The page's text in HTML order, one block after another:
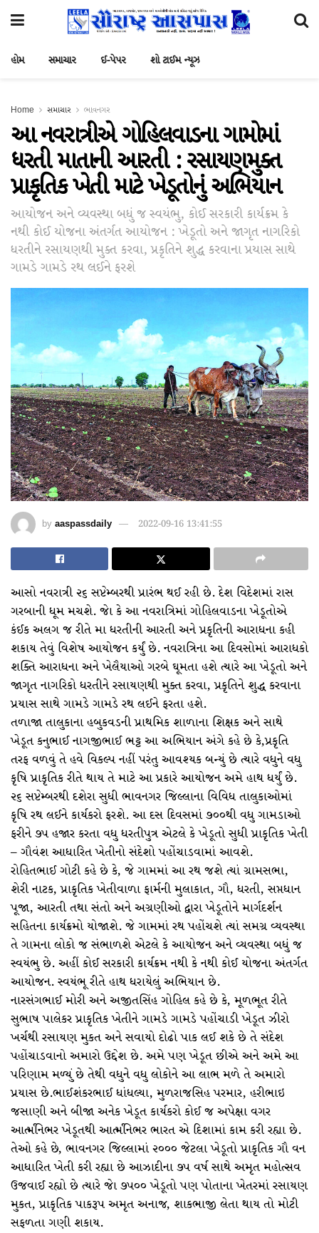
હોમ સમાચાર ઈ-પેપર શો ટાઈમ ન્યૂઝ
Home સમાચાર ભાવનગર
આ નવરાત્રીએ ગોહિલવાડના ગામોમાં
ધરતી માતાની આરતી : રસાયણમુક્ત
પ્રાકૃતિક ખેતી માટે ખેડૂતોનું અભિયાન
આયોજન અને વ્યવસ્થા બધું જ સ્વયંભુ, કોઈ સરકારી કાર્યક્રમ કે
નથી કોઈ યોજના અંતર્ગત આયોજન : ખેડૂતો અને જાગૃત નાગરિકો
ધરતીને રસાયણથી મુક્ત કરવા, પ્રકૃતિને શુદ્ધ કરવાના પ્રયાસ સાથે
ગામડે ગામડે રથ લઈને ફરશે
by aaspassdaily 2022-09-16 13:41:55
આસો નવરાત્રી ૨૬ સપ્ટેમ્બરથી પ્રારંભ થઈ રહી છે. દેશ વિદેશમાં રાસ
ગરબાની ધૂમ મચશે. જાે કે આ નવરાત્રિમાં ગોહિલવાડના ખેડૂતોએ
કંઈક અલગ જ રીતે મા ધરતીની આરતી અને પ્રકૃતિની આરાધના કહી
શકાય તેવું વિશેષ આયોજન કર્યું છે. નવરાત્રિના આ દિવસોમાં આરાધકો
શક્તિ આરાધના અને ખેલૈયાઓ ગરબે ઘૂમતા હશે ત્યારે આ ખેડૂતો અને
જાગૃત નાગરિકો ધરતીને રસાયણથી મુક્ત કરવા, પ્રકૃતિને શુદ્ધ કરવાના
પ્રયાસ સાથે ગામડે ગામડે રથ લઈને ફરતા હશે.
તળાજા તાલુકાના હબુકવડની પ્રાથમિક શાળાના શિક્ષક અને સાથે
ખેડૂત કનુભાઈ નાગજીભાઈ ભટ્ટ આ અભિયાન અંગે કહે છે કે,પ્રકૃતિ
તરફ વળવું તે હવે વિકલ્પ નહીં પરંતુ આવશ્યક બન્યું છે ત્યારે વધુને વધુ
કૃષિ પ્રાકૃતિક રીતે થાય તે માટે આ પ્રકારે આયોજન અમે હાથ ધર્યું છે.
૨૬ સપ્ટેમ્બરથી દશેરા સુધી ભાવનગર જિલ્લાના વિવિધ તાલુકાઓમાં
કૃષિ રથ લઈને કાર્યકરો ફરશે. આ દસ દિવસમાં ૭૦૦થી વધુ ગામડાઓ
ફરીને ૭૫ હજાર કરતા વધુ ધરતીપુત્ર એટલે કે ખેડૂતો સુધી પ્રાકૃતિક ખેતી
– ગૌવંશ આધારિત ખેતીનો સંદેશો પહોંચાડવામાં આવશે.
રોહિતભાઈ ગોટી કહે છે કે, જે ગામમાં આ રથ જશે ત્યાં ગ્રામસભા,
શેરી નાટક, પ્રાકૃતિક ખેતીવાળા ફાર્મની મુલાકાત, ગૌ, ધરતી, સપ્તધાન
પૂજા, આરતી તથા સંતો અને અગ્રણીઓ દ્વારા ખેડૂતોને માર્ગદર્શન
સહિતના કાર્યક્રમો યોજાશે. જે ગામમાં રથ પહોંચશે ત્યાં સમગ્ર વ્યવસ્થા
તે ગામના લોકો જ સંભાળશે એટલે કે આયોજન અને વ્યવસ્થા બધું જ
સ્વયંભુ છે. અહીં કોઈ સરકારી કાર્યક્રમ નથી કે નથી કોઈ યોજના અંતર્ગત
આયોજન. સ્વયંભૂ રીતે હાથ ધરાયેલું અભિયાન છે.
નારસંગભાઈ મોરી અને અજીતસિંહ ગોહિલ કહે છે કે, મૂળભૂત રીતે
સુભાષ પાલેકર પ્રાકૃતિક ખેતીને ગામડે ગામડે પહોંચાડી ખેડૂત ઝીરો
ખર્ચથી રસાયણ મુકત અને સવાયો દોઢો પાક લઈ શકે છે તે સંદેશ
પહોંચાડવાનો અમારો ઉદ્દેશ છે. અમે પણ ખેડૂત છીએ અને અમે આ
પરિણામ મળ્યું છે તેથી વધુને વધુ લોકોને આ લાભ મળે તે અમારો
પ્રયાસ છે.ભાઈશંકરભાઈ ધાંધલ્યા, મુળરાજસિહ પરમાર, હરીભાઇ
જસાણી અને બીજા અનેક ખેડૂત કાર્યકરો કોઈ જ અપેક્ષા વગર
આર્ત્મનિભર ખેડૂતથી આર્ત્મનિભર ભારત એ દિશામાં કામ કરી રહ્યા છે.
તેઓ કહે છે, ભાવનગર જિલ્લામાં ૨૦૦૦ જેટલા ખેડૂતો પ્રાકૃતિક ગૌ વન
આધારિત ખેતી કરી રહ્યા છે આઝાદીના ૭૫ વર્ષ સાથે અમૃત મહોત્સવ
ઉજવાઈ રહ્યો છે ત્યારે જાે ૭૫૦૦ ખેડૂતો પણ પોતાના ખેતરમાં રસાયણ
મુકત, પ્રાકૃતિક પાકરૂપ અમૃત અનાજ, શાકભાજી લેતા થાય તો મોટી
સફળતા ગણી શકાય.